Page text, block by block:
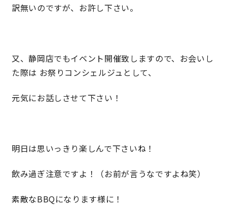
100年点検住宅
生涯続く安心のアフターフォロー
ラインナップ
Groovin’
nattoku住宅25周年記念モデル
訳無いのですが、お許し下さい。
又、静岡店でもイベント開催致しますので、お会いし
た際は お祭りコンシェルジュとして、
元気にお話しさせて下さい！
明日は思いっきり楽しんで下さいね！
飲み過ぎ注意ですよ！（お前が言うなですよね笑）
素敵なBBQになります様に！